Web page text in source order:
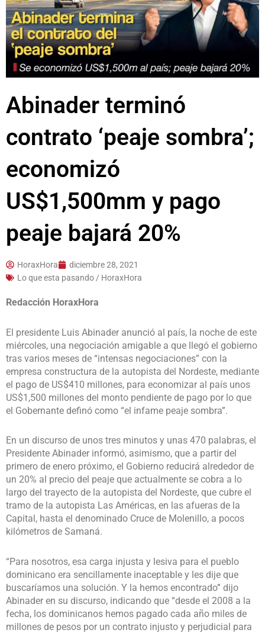
Abinader terminó
contrato ‘peaje sombra’;
economizó
US$1,500mm y pago
peaje bajará 20%
HoraxHora
diciembre 28, 2021
Lo que esta pasando / HoraxHora
Redacción HoraxHora
El presidente Luis Abinader anunció al país, la noche de este
miércoles, una negociación amigable a que llegó el gobierno
tras varios meses de “intensas negociaciones” con la
empresa constructura de la autopista del Nordeste, mediante
el pago de US$410 millones, para economizar al país unos
US$1,500 millones del monto pendiente de pago por lo que
el Gobernante definó como “el infame peaje sombra”.
En un discurso de unos tres minutos y unas 470 palabras, el
Presidente Abinader informó, asimismo, que a partir del
primero de enero próximo, el Gobierno reducirá alrededor de
un 20% al precio del peaje que actualmente se cobra a lo
largo del trayecto de la autopista del Nordeste, que cubre el
tramo de la autopista Las Américas, en las afueras de la
Capital, hasta el denominado Cruce de Molenillo, a pocos
kilómetros de Samaná.
“Para nosotros, esa carga injusta y lesiva para el pueblo
dominicano era sencillamente inaceptable y les dije que
buscaríamos una solución. Y la hemos encontrado” dijo
Abinader en su discurso, indicando que “desde el 2008 a la
fecha, los dominicanos hemos pagado cada año miles de
millones de pesos por un contrato injusto y perjudicial para